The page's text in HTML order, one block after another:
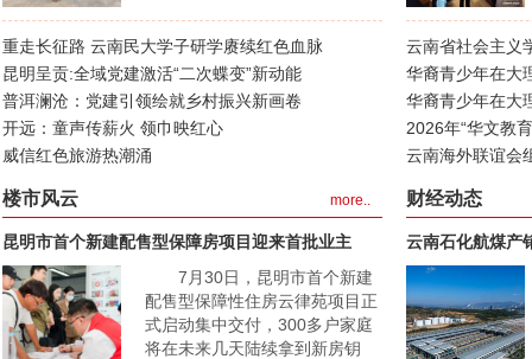
重走长征路 云南民大学子研学赓续红色血脉
昆明呈贡:全域党建激活“二次蝶变”新动能
普洱澜沧：党建引领绘就乡村振兴新画卷
开远：童声传薪火 领巾映红心
威信红色旅游热潮涌
云南省社会主义
量
华裔青少年在大
华裔青少年在大
2026年“华文教
云南海外联谊会
楼市风云 more..
昆明市首个新建配售型保障房项目迎来首批业主
7月30日，昆明市首个新建
配售型保障性住房云律苑项目正
式启动集中交付，300多户家庭
将在未来几天陆续拿到新房钥
财经动态
云南石化航煤产